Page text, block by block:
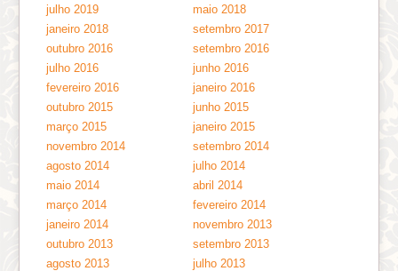
julho 2019
maio 2018
janeiro 2018
setembro 2017
outubro 2016
setembro 2016
julho 2016
junho 2016
fevereiro 2016
janeiro 2016
outubro 2015
junho 2015
março 2015
janeiro 2015
novembro 2014
setembro 2014
agosto 2014
julho 2014
maio 2014
abril 2014
março 2014
fevereiro 2014
janeiro 2014
novembro 2013
outubro 2013
setembro 2013
agosto 2013
julho 2013